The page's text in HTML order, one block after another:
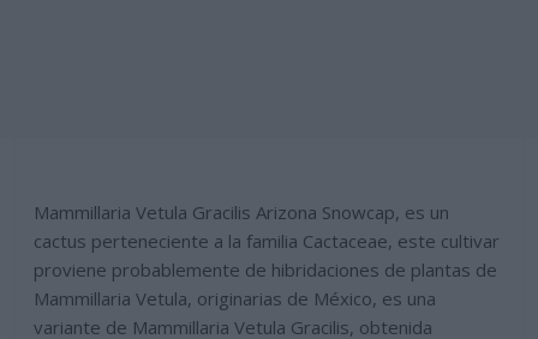
Mammillaria Vetula Gracilis Arizona Snowcap, es un
cactus perteneciente a la familia Cactaceae, este cultivar
proviene probablemente de hibridaciones de plantas de
Mammillaria Vetula, originarias de México, es una
variante de Mammillaria Vetula Gracilis, obtenida